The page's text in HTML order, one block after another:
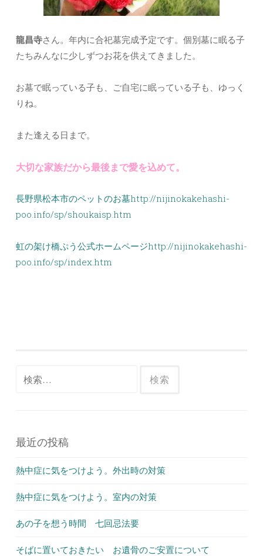
龍昌寺さん。年内に合祀墓完成予定です。個別墓に眠る子
たちみんなに少しずつお花を供えてきました。
お墓で眠っている子も、ご自宅に眠っている子も、ゆっく
りね。
また逢える日まで。
大切な家族だから最後まで愛を込めて。
長野県松本市のペットのお墓http://nijinokakehashi-
poo.info/sp/shoukaisp.htm
虹の架け橋ぷう公式ホームページhttp://nijinokakehashi-
poo.info/sp/index.htm
最近の投稿
熱中症に気をつけよう。外出時の対策
熱中症に気をつけよう。室内の対策
あの子を想う時間 七回忌法要
そばに置いておきたい お遺骨のご安置について